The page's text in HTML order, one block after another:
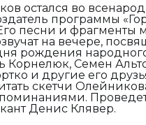
остался во
программы
песни и фрагменты
на вечере,
рождения
Корнелюк, Семен
и другие его
скетчи
Денис Клявер.